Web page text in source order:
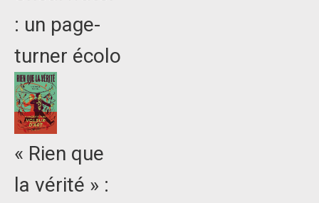
: un page-
turner écolo
« Rien que
la vérité » :